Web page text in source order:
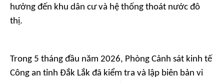
hưởng đến khu dân cư và hệ thống thoát nước đô
thị.
Trong 5 tháng đầu năm 2026, Phòng Cảnh sát kinh tế
Công an tỉnh Đắk Lắk đã kiểm tra và lập biên bản vi